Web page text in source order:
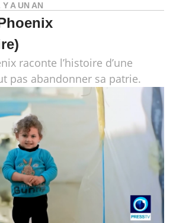
Y A UN AN
raconte l’histoire d’une
pas abandonner sa patrie.